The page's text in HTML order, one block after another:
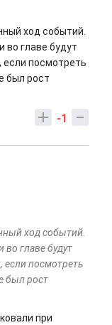
ход событий.
во главе будут
если посмотреть
был рост
-1
ход событий.
во главе будут
если посмотреть
был рост
при